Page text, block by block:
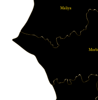
Maliya
Morbi